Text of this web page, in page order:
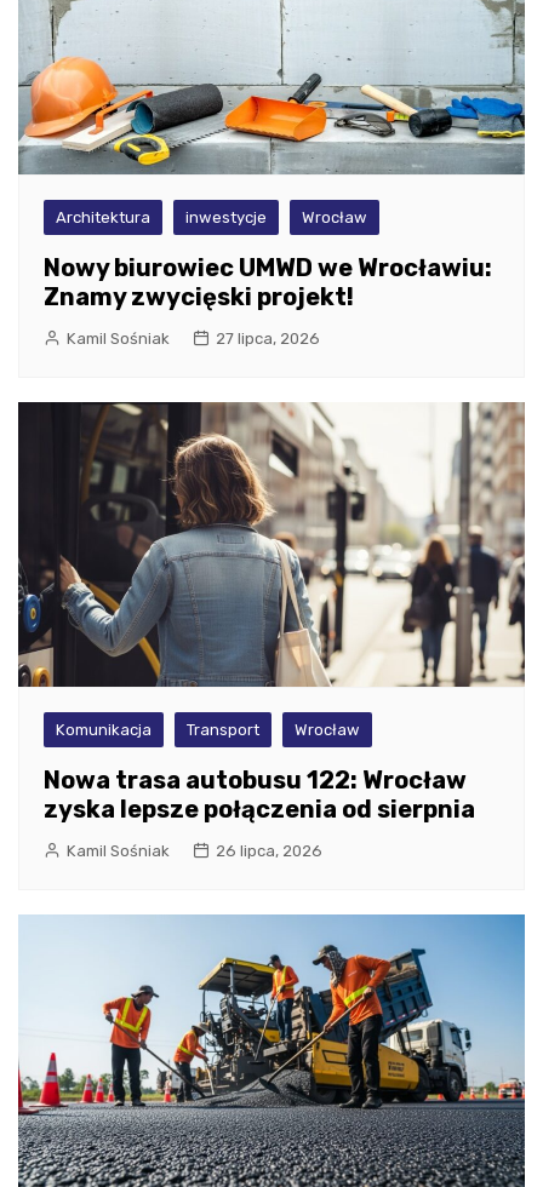
Architektura inwestycje Wrocław
Nowy biurowiec UMWD we Wrocławiu:
Znamy zwycięski projekt!
Kamil Sośniak 27 lipca, 2026
Komunikacja Transport Wrocław
Nowa trasa autobusu 122: Wrocław
zyska lepsze połączenia od sierpnia
Kamil Sośniak 26 lipca, 2026